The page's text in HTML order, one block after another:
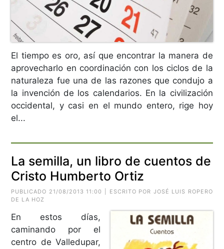
El tiempo es oro, así que encontrar la manera de
aprovecharlo en coordinación con los ciclos de la
naturaleza fue una de las razones que condujo a
la invención de los calendarios. En la civilización
occidental, y casi en el mundo entero, rige hoy
el...
La semilla, un libro de cuentos de
Cristo Humberto Ortiz
PUBLICADO 21/08/2013 11:00 | ESCRITO POR JOSÉ LUIS ROPERO
DE LA HOZ
En estos días,
caminando por el
centro de Valledupar,